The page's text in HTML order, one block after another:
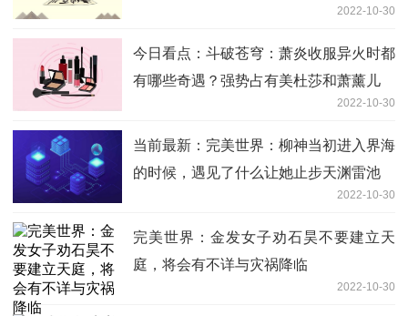
2022-10-30
今日看点：斗破苍穹：萧炎收服异火时都
有哪些奇遇？强势占有美杜莎和萧薰儿
2022-10-30
当前最新：完美世界：柳神当初进入界海
的时候，遇见了什么让她止步天渊雷池
2022-10-30
完美世界：金发女子劝石昊不要建立天
庭，将会有不详与灾祸降临
2022-10-30